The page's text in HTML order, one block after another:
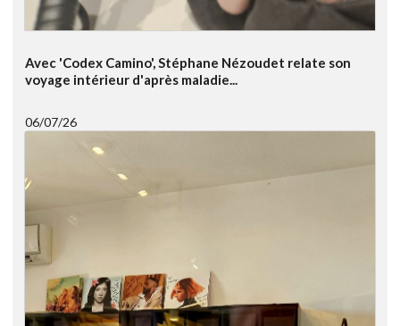
Avec 'Codex Camino', Stéphane Nézoudet relate son
voyage intérieur d'après maladie...
06/07/26